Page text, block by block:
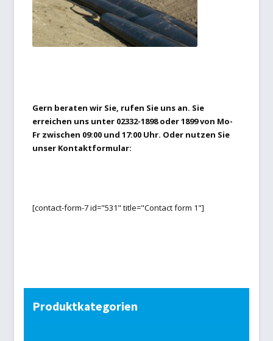
Gern beraten wir Sie, rufen Sie uns an. Sie
erreichen uns unter 02332-1898 oder 1899 von Mo-
Fr zwischen 09:00 und 17:00 Uhr. Oder nutzen Sie
unser Kontaktformular:
[contact-form-7 id="531" title="Contact form 1"]
Produktkategorien